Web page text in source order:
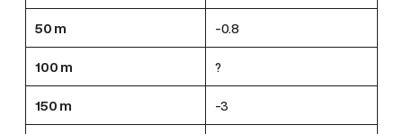
50 m -0.8
100 m ?
150 m -3